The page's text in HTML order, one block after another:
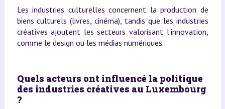
Les industries culturelles concernent la production de
biens culturels (livres, cinéma), tandis que les industries
créatives ajoutent les secteurs valorisant l'innovation,
comme le design ou les médias numériques.
Quels acteurs ont influencé la politique
des industries créatives au Luxembourg
?